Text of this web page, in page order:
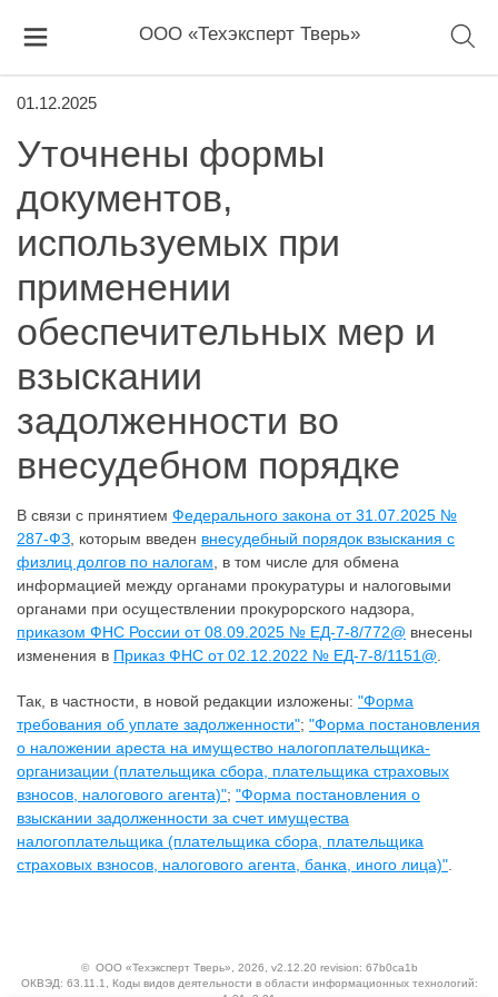
ООО «Техэксперт Тверь»
01.12.2025
Уточнены формы
документов,
используемых при
применении
обеспечительных мер и
взыскании
задолженности во
внесудебном порядке
В связи с принятием Федерального закона от 31.07.2025 №
287-ФЗ , которым введен внесудебный порядок взыскания с
физлиц долгов по налогам , в том числе для обмена
информацией между органами прокуратуры и налоговыми
органами при осуществлении прокурорского надзора,
приказом ФНС России от 08.09.2025 № ЕД-7-8/772@ внесены
изменения в Приказ ФНС от 02.12.2022 № ЕД-7-8/1151@
Так, в частности, в новой редакции изложены: "Форма
требования об уплате задолженности"; "Форма постановления
о наложении ареста на имущество налогоплательщика-
организации (плательщика сбора, плательщика страховых
взносов, налогового агента)"; "Форма постановления о
взыскании задолженности за счет имущества
налогоплательщика (плательщика сбора, плательщика
страховых взносов, налогового агента, банка, иного лица)"
© ООО «Техэксперт Тверь» , 2026, v2.12.20 revision: 67b0ca1b
ОКВЭД: 63.11.1, Коды видов деятельности в области информационных технологий: